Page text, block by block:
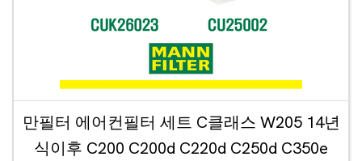
만필터 에어컨필터 세트 C클래스 W205 14년
식이후 C200 C200d C220d C250d C350e